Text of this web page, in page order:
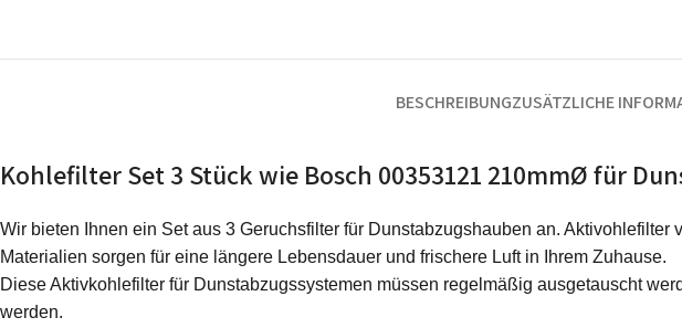
BESCHREIBUNGZUSÄTZLICHE
Kohlefilter Set 3 Stück wie Bosch 00353121 210mmØ für
Wir bieten Ihnen ein Set aus 3 Geruchsfilter für Dunstabzugshauben an.
Materialien sorgen für eine längere Lebensdauer und frischere Luft in Ihrem Zuhause.
Diese Aktivkohlefilter für Dunstabzugssystemen müssen regelmäßig ausgetauscht
werden.